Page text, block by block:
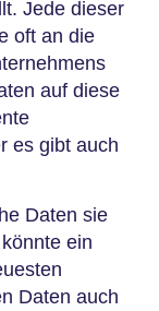
Jede dieser
oft an die
auf diese
es gibt auch
Daten sie
ein
Daten auch